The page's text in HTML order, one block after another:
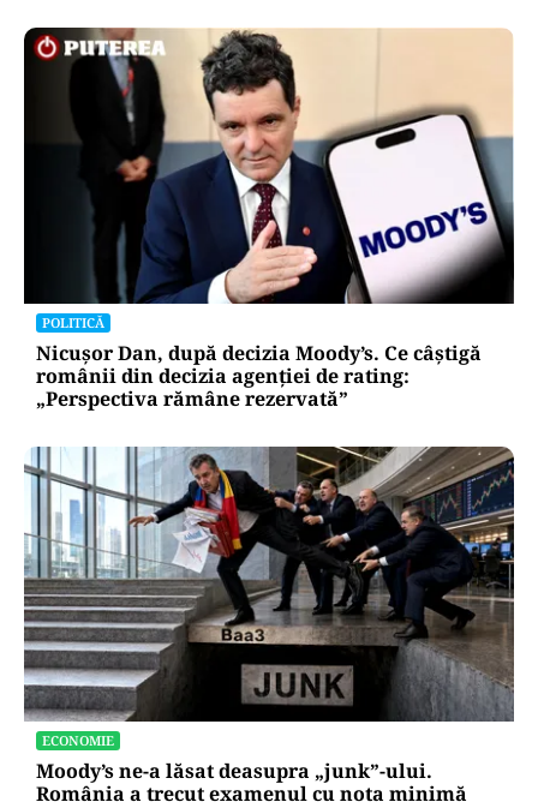
POLITICĂ
Nicușor Dan, după decizia Moody’s. Ce câștigă
românii din decizia agenției de rating:
„Perspectiva rămâne rezervată”
ECONOMIE
Moody’s ne-a lăsat deasupra „junk”-ului.
România a trecut examenul cu nota minimă